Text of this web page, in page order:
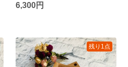
6,300円
残り1点